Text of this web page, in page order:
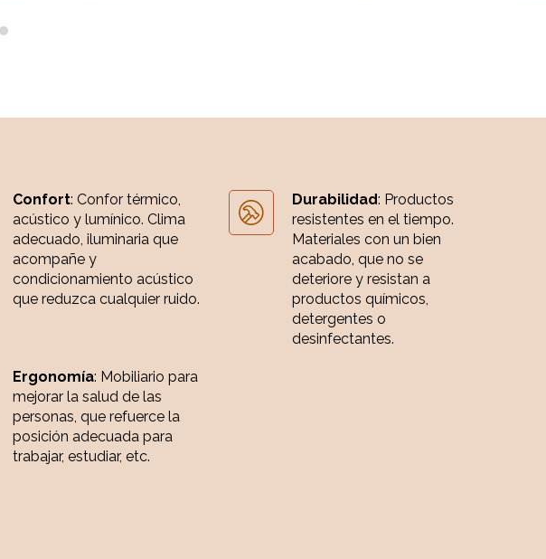
Confort: Confor térmico,
acústico y lumínico. Clima
adecuado, iluminaria que
acompañe y
condicionamiento acústico
que reduzca cualquier ruido.
Durabilidad: Productos
resistentes en el tiempo.
Materiales con un bien
acabado, que no se
deteriore y resistan a
productos químicos,
detergentes o
desinfectantes.
Ergonomía: Mobiliario para
mejorar la salud de las
personas, que refuerce la
posición adecuada para
trabajar, estudiar, etc.